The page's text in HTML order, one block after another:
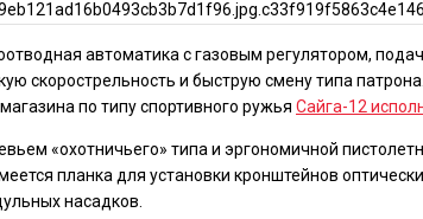
автоматика с газовым регулятором,
скорострельность и быструю смену типа
по типу спортивного ружья Сайга-12
«охотничьего» типа и эргономичной
планка для установки кронштейнов
насадков.